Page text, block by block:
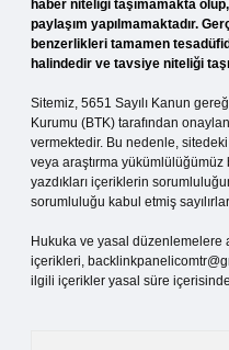
haber niteliği taşımamakta
paylaşım yapılmamaktadır.
benzerlikleri tamamen
halindedir ve tavsiye niteliği
Sitemiz, 5651 Sayılı Kanun
Kurumu (BTK) tarafından
vermektedir. Bu nedenle,
veya araştırma
yazdıkları içeriklerin
sorumluluğu kabul etmiş
Hukuka ve yasal düzenlemelere
içerikleri,
ilgili içerikler yasal süre içerisinde